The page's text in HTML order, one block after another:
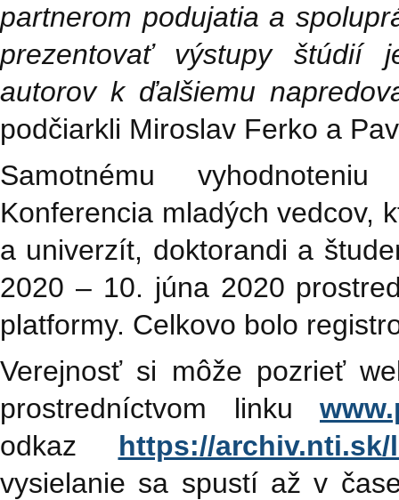
partnerom podujatia a
prezentovať výstupy štúdií
autorov k ďalšiemu
podčiarkli Miroslav Ferko a
Samotnému
Konferencia mladých vedcov,
a univerzít, doktorandi a
2020 – 10. júna 2020
platformy. Celkovo bolo
Verejnosť si môže pozrieť
prostredníctvom linku
odkaz https://archiv.nti.sk/
vysielanie sa spustí až v